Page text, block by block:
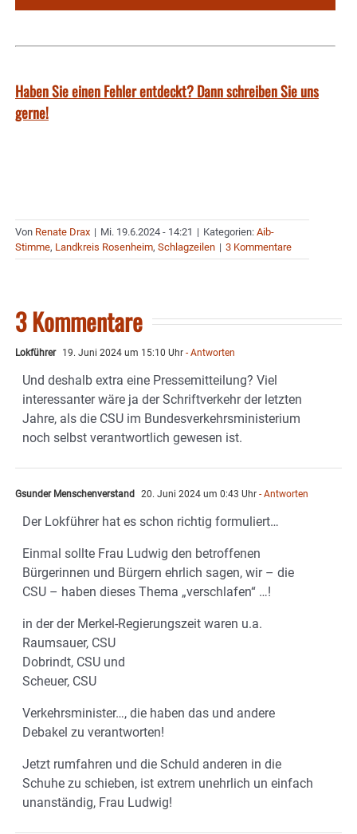
Haben Sie einen Fehler entdeckt? Dann schreiben Sie uns
gerne!
Von Renate Drax | Mi. 19.6.2024 - 14:21 | Kategorien: Aib-
Stimme, Landkreis Rosenheim, Schlagzeilen | 3 Kommentare
3 Kommentare
Lokführer 19. Juni 2024 um 15:10 Uhr - Antworten
Und deshalb extra eine Pressemitteilung? Viel
interessanter wäre ja der Schriftverkehr der letzten
Jahre, als die CSU im Bundesverkehrsministerium
noch selbst verantwortlich gewesen ist.
Gsunder Menschenverstand 20. Juni 2024 um 0:43 Uhr - Antworten
Der Lokführer hat es schon richtig formuliert…
Einmal sollte Frau Ludwig den betroffenen
Bürgerinnen und Bürgern ehrlich sagen, wir – die
CSU – haben dieses Thema „verschlafen“ …!
in der der Merkel-Regierungszeit waren u.a.
Raumsauer, CSU
Dobrindt, CSU und
Scheuer, CSU
Verkehrsminister…, die haben das und andere
Debakel zu verantworten!
Jetzt rumfahren und die Schuld anderen in die
Schuhe zu schieben, ist extrem unehrlich un einfach
unanständig, Frau Ludwig!